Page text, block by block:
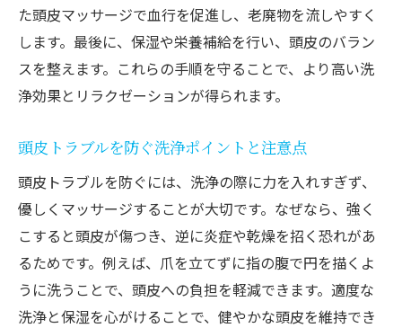
た頭皮マッサージで血行を促進し、老廃物を流しやすく
します。最後に、保湿や栄養補給を行い、頭皮のバラン
スを整えます。これらの手順を守ることで、より高い洗
浄効果とリラクゼーションが得られます。
頭皮トラブルを防ぐ洗浄ポイントと注意点
頭皮トラブルを防ぐには、洗浄の際に力を入れすぎず、
優しくマッサージすることが大切です。なぜなら、強く
こすると頭皮が傷つき、逆に炎症や乾燥を招く恐れがあ
るためです。例えば、爪を立てずに指の腹で円を描くよ
うに洗うことで、頭皮への負担を軽減できます。適度な
洗浄と保湿を心がけることで、健やかな頭皮を維持でき